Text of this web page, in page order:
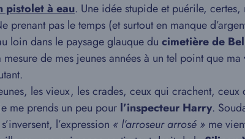
pistolet à eau. Une idée stupide et puérile, certes,
prenant pas le temps (et surtout en manque
loin dans le paysage glauque du cimetière de
de mes jeunes années à un tel point que
les vieux, les crades, ceux qui crachent,
me prends un peu pour l’inspecteur Harry.
l’expression « l’arroseur arrosé » me